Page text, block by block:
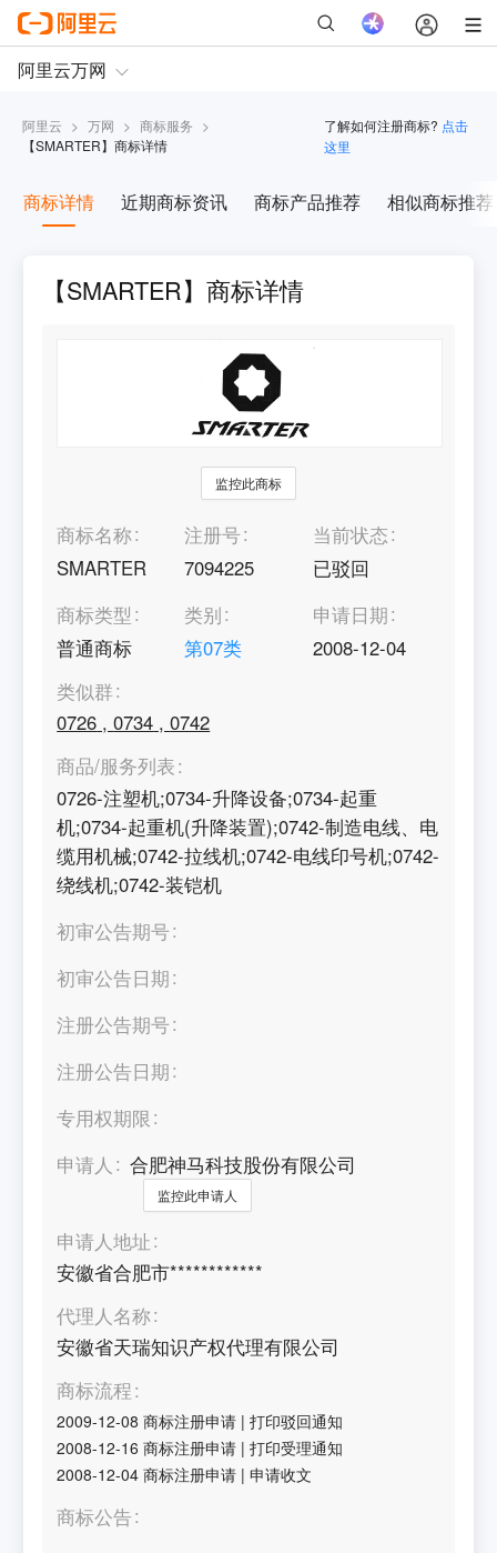
阿里云 > 万网 > 商标服务 >
【SMARTER】商标详情
了解如何注册商标? 点击
这里
商标详情 近期商标资讯 商标产品推荐 相似商标推荐
【SMARTER】商标详情
监控此商标
商标名称
SMARTER
注册号
7094225
当前状态
已驳回
商标类型
普通商标
类别
第07类
申请日期
2008-12-04
类似群
0726 ,0734 ,0742
商品/服务列表
0726-注塑机;0734-升降设备;0734-起重
机;0734-起重机(升降装置);0742-制造电线、电
缆用机械;0742-拉线机;0742-电线印号机;0742-
绕线机;0742-装铠机
初审公告期号
初审公告日期
注册公告期号
注册公告日期
专用权期限
申请人
合肥神马科技股份有限公司
监控此申请人
申请人地址
安徽省合肥市************
代理人名称
安徽省天瑞知识产权代理有限公司
商标流程
2009-12-08 商标注册申请 |打印驳回通知
2008-12-16 商标注册申请 |打印受理通知
2008-12-04 商标注册申请 |申请收文
商标公告